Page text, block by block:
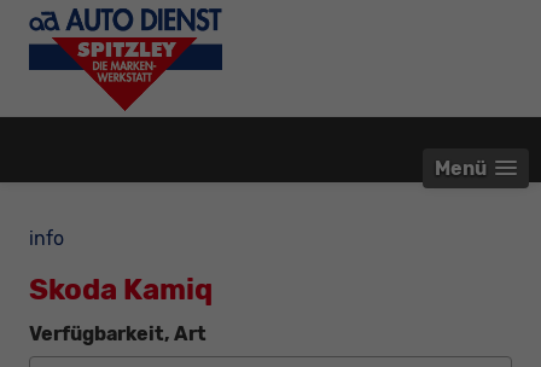
Menü
info
Skoda Kamiq
Verfügbarkeit, Art